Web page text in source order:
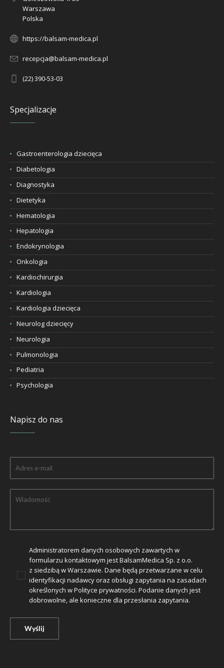
Warszawa
Polska
https://balsam-medica.pl
recepcja@balsam-medica.pl
(22) 390-53-03
Specjalizacje
Gastroenterologia dziecięca
Diabetologia
Diagnostyka
Dietetyka
Hematologia
Hepatologia
Endokrynologia
Onkologia
Kardiochirurgia
Kardiologia
Kardiologia dziecięca
Neurolog dziecięcy
Neurologia
Pulmonologia
Pediatria
Psychologia
Napisz do nas
Administratorem danych osobowych zawartych w
formularzu kontaktowym jest BalsamMedica Sp. z o.o.
z siedzibą w Warszawie. Dane będą przetwarzane w celu
identyfikacji nadawcy oraz obsługi zapytania na zasadach
określonych wPolityce prywatności. Podanie danych jest
dobrowolne, ale konieczne dla przesłania zapytania.